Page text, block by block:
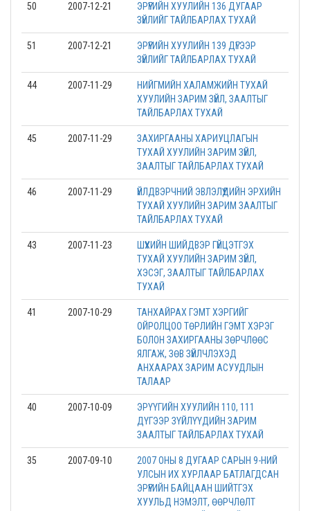
50 2007-12-21
ЭРҮҮГИЙН ХУУЛИЙН 136 ДУГААР
ЗҮЙЛИЙГ ТАЙЛБАРЛАХ ТУХАЙ
51 2007-12-21
ЭРҮҮГИЙН ХУУЛИЙН 139 ДҮГЭЭР
ЗҮЙЛИЙГ ТАЙЛБАРЛАХ ТУХАЙ
44 2007-11-29
НИЙГМИЙН ХАЛАМЖИЙН ТУХАЙ
ХУУЛИЙН ЗАРИМ ЗҮЙЛ, ЗААЛТЫГ
ТАЙЛБАРЛАХ ТУХАЙ
45 2007-11-29
ЗАХИРГААНЫ ХАРИУЦЛАГЫН
ТУХАЙ ХУУЛИЙН ЗАРИМ ЗҮЙЛ,
ЗААЛТЫГ ТАЙЛБАРЛАХ ТУХАЙ
46 2007-11-29
ҮЙЛДВЭРЧНИЙ ЭВЛЭЛҮҮДИЙН ЭРХИЙН
ТУХАЙ ХУУЛИЙН ЗАРИМ ЗААЛТЫГ
ТАЙЛБАРЛАХ ТУХАЙ
43 2007-11-23
ШҮҮХИЙН ШИЙДВЭР ГҮЙЦЭТГЭХ
ТУХАЙ ХУУЛИЙН ЗАРИМ ЗҮЙЛ,
ХЭСЭГ, ЗААЛТЫГ ТАЙЛБАРЛАХ
ТУХАЙ
41 2007-10-29
ТАНХАЙРАХ ГЭМТ ХЭРГИЙГ
ОЙРОЛЦОО ТӨРЛИЙН ГЭМТ ХЭРЭГ
БОЛОН ЗАХИРГААНЫ ЗӨРЧЛӨӨС
ЯЛГАЖ, ЗӨВ ЗҮЙЛЧЛЭХЭД
АНХААРАХ ЗАРИМ АСУУДЛЫН
ТАЛААР
40 2007-10-09
ЭРYYГИЙН ХУУЛИЙН 110, 111
ДYГЭЭР ЗYЙЛYYДИЙН ЗАРИМ
ЗААЛТЫГ ТАЙЛБАРЛАХ ТУХАЙ
35 2007-09-10
2007 ОНЫ 8 ДУГААР САРЫН 9-НИЙ
УЛСЫН ИХ ХУРЛААР БАТЛАГДСАН
ЭРҮҮГИЙН БАЙЦААН ШИЙТГЭХ
ХУУЛЬД НЭМЭЛТ, ӨӨРЧЛӨЛТ